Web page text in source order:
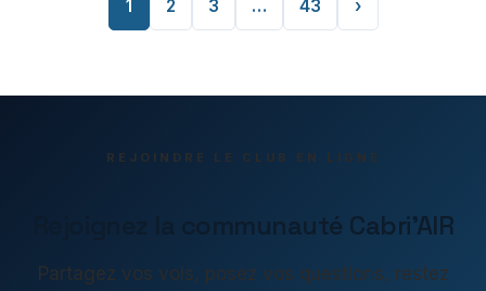
1 2 3 … 43 ›
REJOINDRE LE CLUB EN LIGNE
Rejoignez la communauté Cabri'AIR
Partagez vos vols, posez vos questions, restez